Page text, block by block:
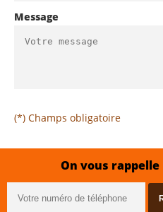
Message
(*) Champs obligatoire
On vous